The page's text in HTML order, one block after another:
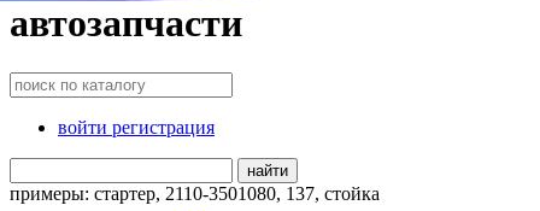
автозапчасти
войти регистрация
найти
примеры: стартер, 2110-3501080, 137, стойка